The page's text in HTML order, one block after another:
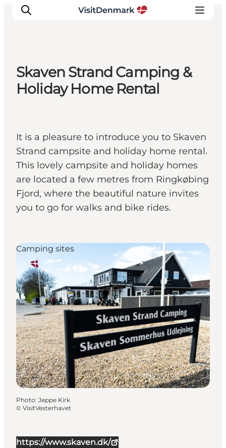
Inspirations
Destinations
Planifiez votre voyage
Skaven Strand Camping &
Holiday Home Rental
It is a pleasure to introduce you to Skaven
Strand campsite and holiday home rental.
This lovely campsite and holiday homes
are located a few metres from Ringkøbing
Fjord, where the beautiful nature invites
you to go for walks and bike rides.
https://www.skaven.dk/
Camping sites
Photo: Jeppe Kirk
© VisitVesterhavet